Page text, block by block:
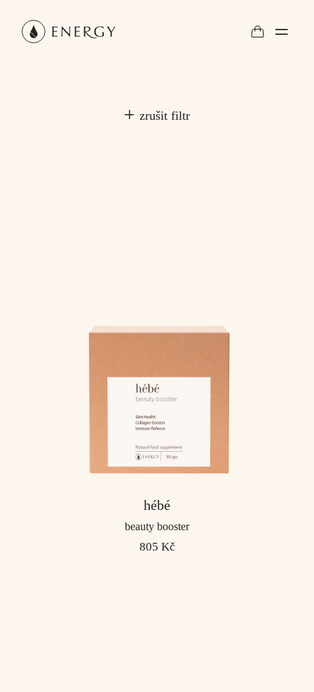
zrušit filtr
hébé
beauty booster
805 Kč